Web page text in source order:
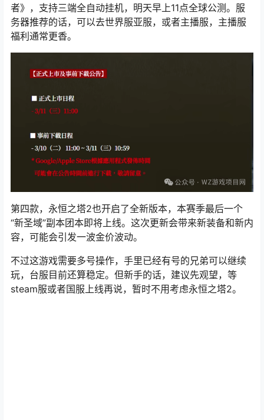
者》，支持三端全自动挂机，明天早上11点全球公测。服
务器推荐的话，可以去世界服亚服，或者主播服，主播服
福利通常更香。
第四款，永恒之塔2也开启了全新版本，本赛季最后一个
“新圣域”副本团本即将上线。这次更新会带来新装备和新内
容，可能会引发一波金价波动。
不过这游戏需要多号操作，手里已经有号的兄弟可以继续
玩，台服目前还算稳定。但新手的话，建议先观望，等
steam服或者国服上线再说，暂时不用考虑永恒之塔2。